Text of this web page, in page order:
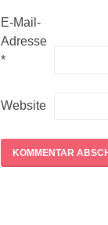
E-Mail-
Adresse
*
Website